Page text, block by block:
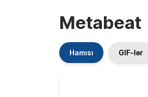
Metabeat
Hamısı GIF-lər